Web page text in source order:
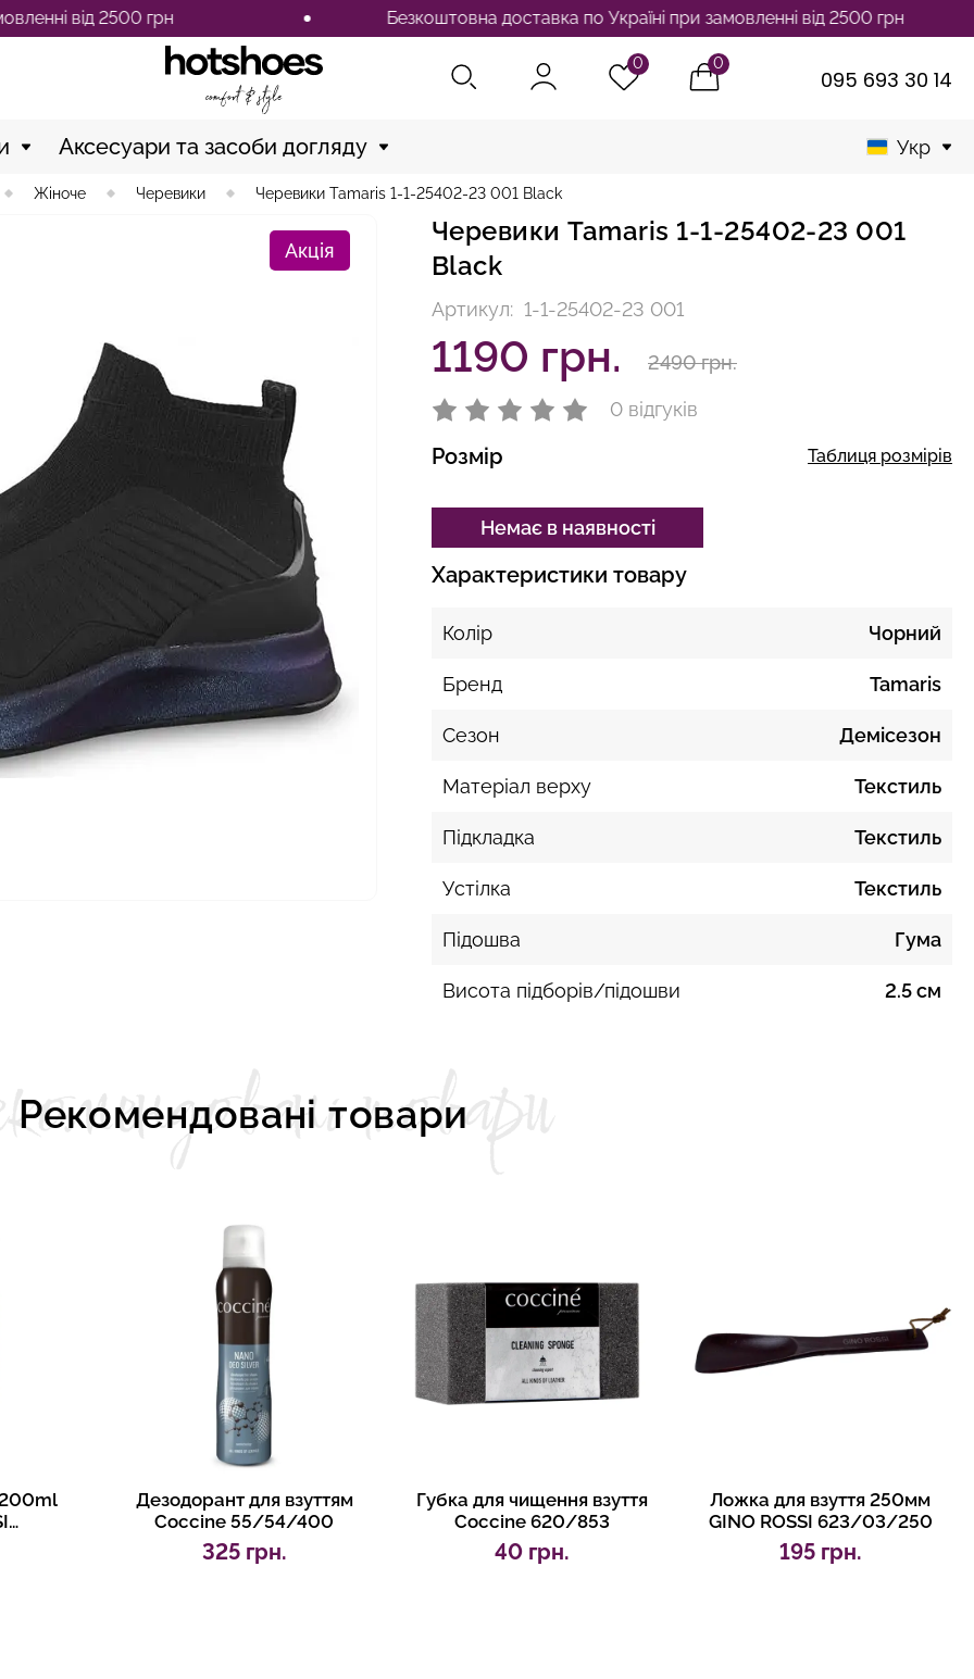
2500 грн Безкоштовна доставка по Україні при замовленні від 2500 грн
0 0
095 693 30 14
Аксесуари та засоби догляду Укр
Жіноче Черевики Черевики Tamaris 1-1-25402-23 001 Black
Акція
Черевики Tamaris 1-1-25402-23 001
Black
Артикул: 1-1-25402-23 001
1190 грн. 2490 грн.
0 відгуків
Розмір Таблиця розмірів
Немає в наявності
Характеристики товару
Колір Чорний
Бренд Tamaris
Сезон Демісезон
Матеріал верху Текстиль
Підкладка Текстиль
Устілка Текстиль
Підошва Гума
Висота підборів/підошви 2.5 см
товари
Рекомендовані товари
200ml
Дезодорант для взуттям
Coccine 55/54/400
325 грн.
Губка для чищення взуття
Coccine 620/853
40 грн.
Ложка для взуття 250мм
GINO ROSSI 623/03/250
195 грн.